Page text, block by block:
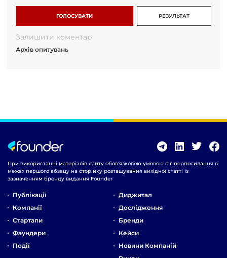
ГОЛОСУВАТИ РЕЗУЛЬТАТ
Залишити коментар
Архів опитувань
При використанні матеріалів сайту обов'язковою умовою є гіперпосилання в
межах першого абзацу на сторінку розташування вихідної статті із
зазначенням бренду видання Founder
Публікації
Компанії
Стартапи
Фаундери
Події
Диджитал
Дослідження
Бренди
Кейси
Новини Компаній